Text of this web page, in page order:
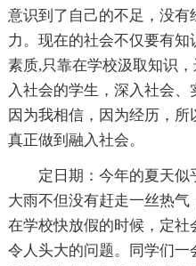
意识到了自己的不足，没
力。现在的社会不仅要有
素质,只靠在学校汲取知识
入社会的学生，深入社会、
因为我相信，因为经历，
真正做到融入社会。
定日期：今年的夏天
大雨不但没有赶走一丝热气
在学校快放假的时候，定
令人头大的问题。同学们一